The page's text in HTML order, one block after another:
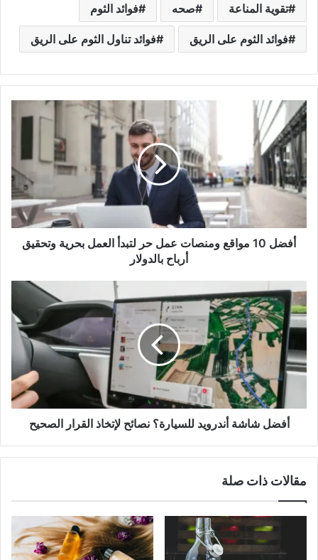
تقوية المناعة صحه فوائد الثوم
فوائد الثوم على الريق فوائد تناول الثوم على الريق
أفضل
10
مواقع
ومنصات
عمل
حر
لتبدأ
بحرية
وتحقيق
أفضل 10 مواقع ومنصات عمل حر لتبدأ العمل بحرية وتحقيق
أرباح بالدولار
أفضل
شاشة
أندرويد
للسيارة؟
نصائح
لإتخاذ
القرار
الصحيح
أفضل شاشة أندرويد للسيارة؟ نصائح لإتخاذ القرار الصحيح
مقالات ذات صلة